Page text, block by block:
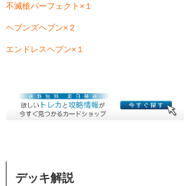
不滅槍パーフェクト×１
ヘブンズヘブン×２
エンドレスヘブン×１
デッキ解説